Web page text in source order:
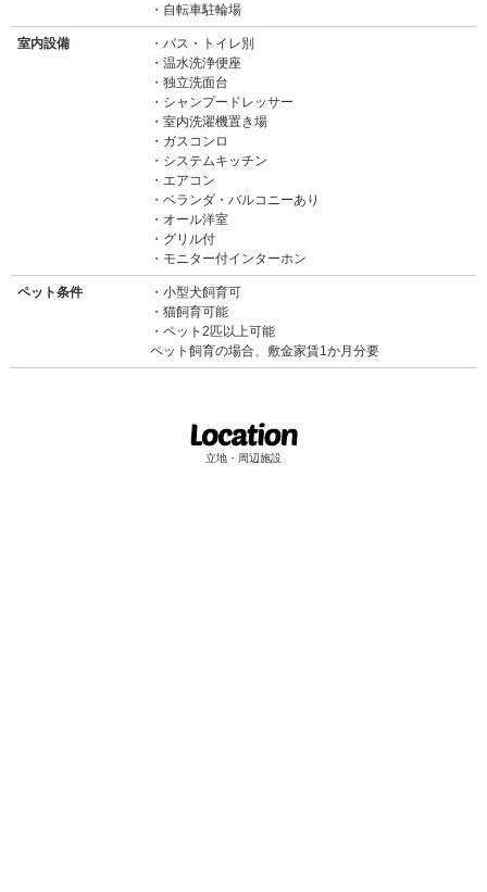
自転車駐輪場
室内設備
バス・トイレ別
温水洗浄便座
独立洗面台
シャンプードレッサー
室内洗濯機置き場
ガスコンロ
システムキッチン
エアコン
ベランダ・バルコニーあり
オール洋室
グリル付
モニター付インターホン
ペット条件
小型犬飼育可
猫飼育可能
ペット2匹以上可能
ペット飼育の場合、敷金家賃1か月分要
立地・周辺施設